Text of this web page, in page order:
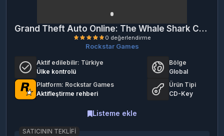
Grand Theft Auto Online: The Whale Shark Cash Card 3500000 Rockstar (PC)
0 değerlendirme
Rockstar Games
Aktif edilebilir: Türkiye
Ülke kontrolü
Bölge
Global
Platform: Rockstar Games
Aktifleştirme rehberi
Ürün Tipi
CD-Key
Listeme ekle
SATICININ TEKLIFI